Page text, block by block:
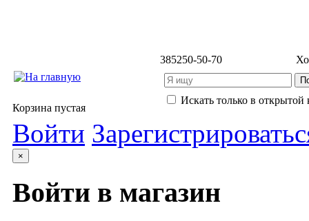
385250-50-70
Искать только в открытой
Корзина пустая
Войти
×
Войти в магазин